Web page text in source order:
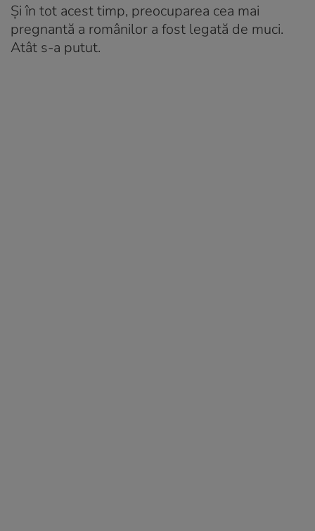
Și în tot acest timp, preocuparea cea mai
pregnantă a românilor a fost legată de muci.
Atât s-a putut.